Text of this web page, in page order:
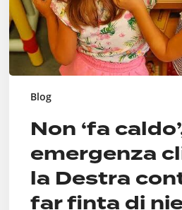
Blog
Destra
continua
a
far
finta
Non ‘fa
emergenza
la Destra
far finta di